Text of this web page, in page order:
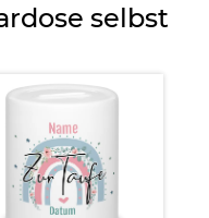
selbst